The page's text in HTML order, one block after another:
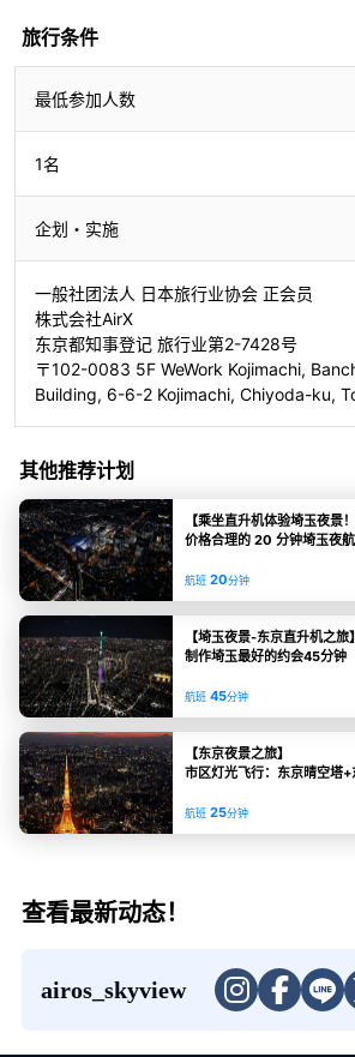
旅行条件
最低参加人数
1名
企划・实施
一般社团法人 日本旅行业协会 正会员
株式会社AirX
东京都知事登记 旅行业第2-7428号
〒102-0083 5F WeWork Kojimachi,
Building, 6-6-2 Kojimachi, Chiyoda-ku,
其他推荐计划
【乘坐直升机体验埼玉夜景！
价格合理的 20 分钟埼玉夜航
航班 20分钟
【埼玉夜景-东京直升机之旅】
制作埼玉最好的约会45分钟
航班 45分钟
【东京夜景之旅】
市区灯光飞行：东京晴空塔+
航班 25分钟
查看最新动态！
airos_skyview